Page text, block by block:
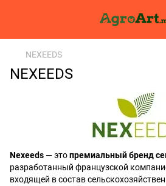
NEXEEDS
NEXEEDS
Nexeeds — этопремиальный бренд
разработанный французской
входящей в состав